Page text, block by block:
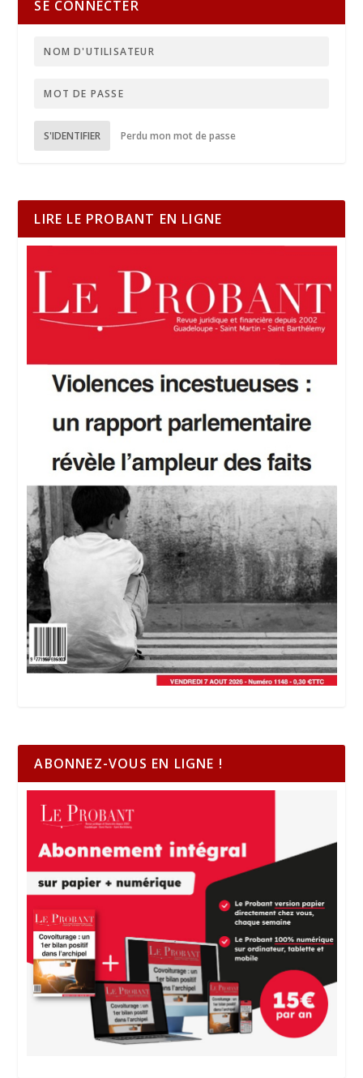
SE CONNECTER
S'IDENTIFIER Perdu mon mot de passe
LIRE LE PROBANT EN LIGNE
ABONNEZ-VOUS EN LIGNE !